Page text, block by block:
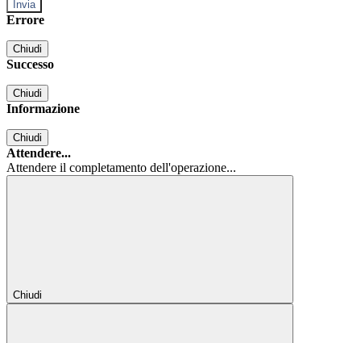
Errore
Chiudi
Successo
Chiudi
Informazione
Chiudi
Attendere...
Attendere il completamento dell'operazione...
Chiudi